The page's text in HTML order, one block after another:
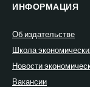
ИНФОРМАЦИЯ
Об издательстве
Школа
Новости
Вакансии